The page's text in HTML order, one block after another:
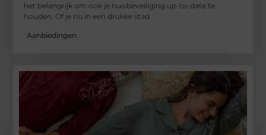
het belangrijk om ook je huisbeveiliging up-to-date te
houden. Of je nu in een drukke stad
Aanbiedingen